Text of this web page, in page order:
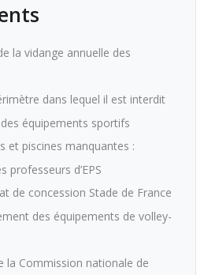
la vidange annuelle des
dans lequel il est interdit
équipements sportifs
et piscines manquantes :
professeurs d’EPS
de concession Stade de France
des équipements de volley-
la Commission nationale de